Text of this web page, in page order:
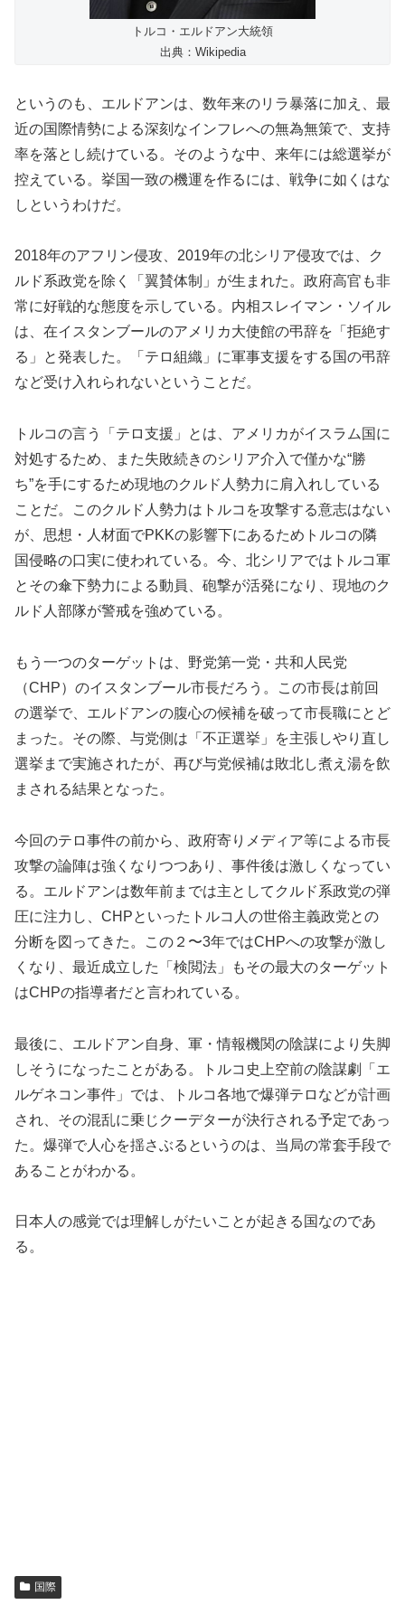
トルコ・エルドアン大統領
出典：Wikipedia
というのも、エルドアンは、数年来のリラ暴落に加え、最
近の国際情勢による深刻なインフレへの無為無策で、支持
率を落とし続けている。そのような中、来年には総選挙が
控えている。挙国一致の機運を作るには、戦争に如くはな
しというわけだ。
2018年のアフリン侵攻、2019年の北シリア侵攻では、ク
ルド系政党を除く「翼賛体制」が生まれた。政府高官も非
常に好戦的な態度を示している。内相スレイマン・ソイル
は、在イスタンブールのアメリカ大使館の弔辞を「拒絶す
る」と発表した。「テロ組織」に軍事支援をする国の弔辞
など受け入れられないということだ。
トルコの言う「テロ支援」とは、アメリカがイスラム国に
対処するため、また失敗続きのシリア介入で僅かな“勝
ち”を手にするため現地のクルド人勢力に肩入れしている
ことだ。このクルド人勢力はトルコを攻撃する意志はない
が、思想・人材面でPKKの影響下にあるためトルコの隣
国侵略の口実に使われている。今、北シリアではトルコ軍
とその傘下勢力による動員、砲撃が活発になり、現地のク
ルド人部隊が警戒を強めている。
もう一つのターゲットは、野党第一党・共和人民党
（CHP）のイスタンブール市長だろう。この市長は前回
の選挙で、エルドアンの腹心の候補を破って市長職にとど
まった。その際、与党側は「不正選挙」を主張しやり直し
選挙まで実施されたが、再び与党候補は敗北し煮え湯を飲
まされる結果となった。
今回のテロ事件の前から、政府寄りメディア等による市長
攻撃の論陣は強くなりつつあり、事件後は激しくなってい
る。エルドアンは数年前までは主としてクルド系政党の弾
圧に注力し、CHPといったトルコ人の世俗主義政党との
分断を図ってきた。この２〜3年ではCHPへの攻撃が激し
くなり、最近成立した「検閲法」もその最大のターゲット
はCHPの指導者だと言われている。
最後に、エルドアン自身、軍・情報機関の陰謀により失脚
しそうになったことがある。トルコ史上空前の陰謀劇「エ
ルゲネコン事件」では、トルコ各地で爆弾テロなどが計画
され、その混乱に乗じクーデターが決行される予定であっ
た。爆弾で人心を揺さぶるというのは、当局の常套手段で
あることがわかる。
日本人の感覚では理解しがたいことが起きる国なのであ
る。
国際